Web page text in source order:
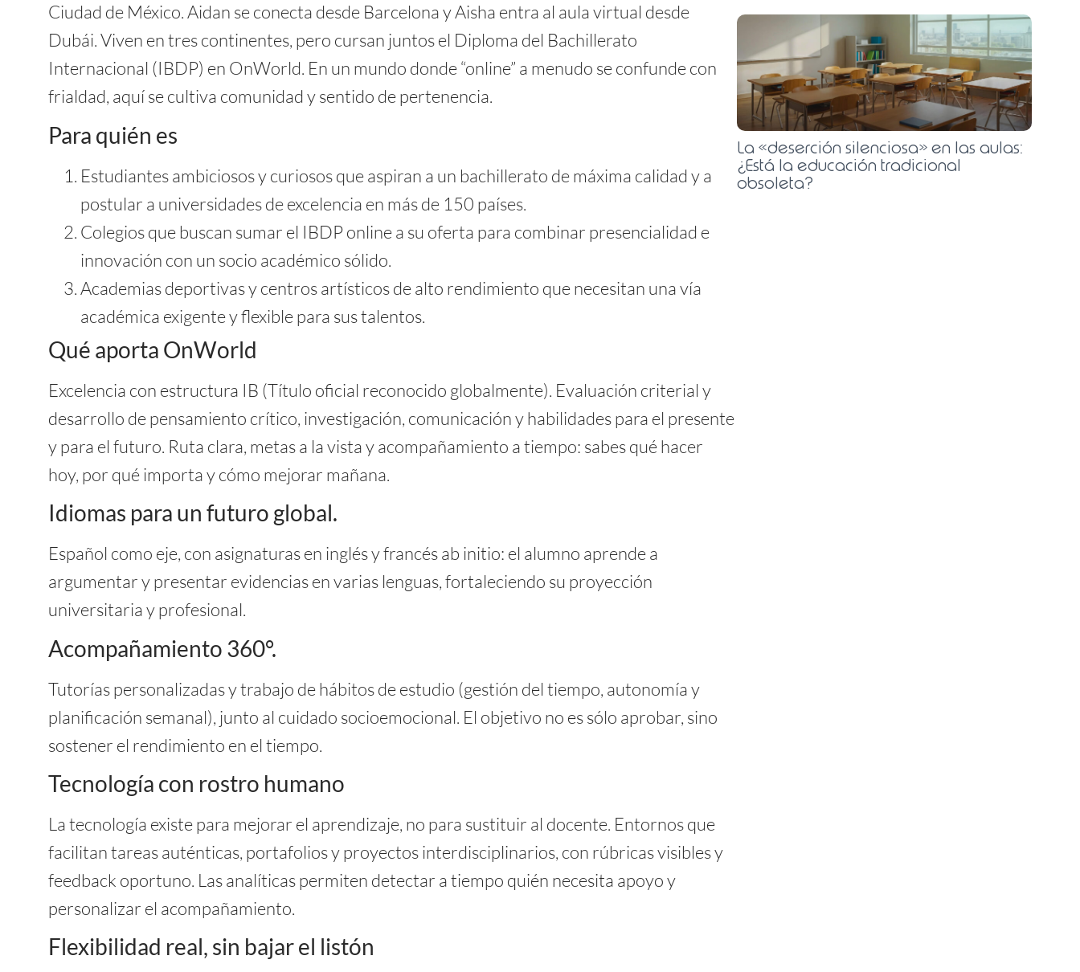
Ciudad de México. Aidan se conecta desde Barcelona y Aisha entra al aula virtual desde
Dubái. Viven en tres continentes, pero cursan juntos el Diploma del Bachillerato
Internacional (IBDP) en OnWorld. En un mundo donde “online” a menudo se confunde con
frialdad, aquí se cultiva comunidad y sentido de pertenencia.
Para quién es
Estudiantes ambiciosos y curiosos que aspiran a un bachillerato de máxima calidad y a
postular a universidades de excelencia en más de 150 países.
Colegios que buscan sumar el IBDP online a su oferta para combinar presencialidad e
innovación con un socio académico sólido.
Academias deportivas y centros artísticos de alto rendimiento que necesitan una vía
académica exigente y flexible para sus talentos.
Qué aporta OnWorld
Excelencia con estructura IB (Título oficial reconocido globalmente). Evaluación criterial y
desarrollo de pensamiento crítico, investigación, comunicación y habilidades para el presente
y para el futuro. Ruta clara, metas a la vista y acompañamiento a tiempo: sabes qué hacer
hoy, por qué importa y cómo mejorar mañana.
Idiomas para un futuro global.
Español como eje, con asignaturas en inglés y francés ab initio: el alumno aprende a
argumentar y presentar evidencias en varias lenguas, fortaleciendo su proyección
universitaria y profesional.
Acompañamiento 360°.
Tutorías personalizadas y trabajo de hábitos de estudio (gestión del tiempo, autonomía y
planificación semanal), junto al cuidado socioemocional. El objetivo no es sólo aprobar, sino
sostener el rendimiento en el tiempo.
Tecnología con rostro humano
La tecnología existe para mejorar el aprendizaje, no para sustituir al docente. Entornos que
facilitan tareas auténticas, portafolios y proyectos interdisciplinarios, con rúbricas visibles y
feedback oportuno. Las analíticas permiten detectar a tiempo quién necesita apoyo y
personalizar el acompañamiento.
Flexibilidad real, sin bajar el listón
La «deserción silenciosa» en las aulas:
¿Está la educación tradicional
obsoleta?